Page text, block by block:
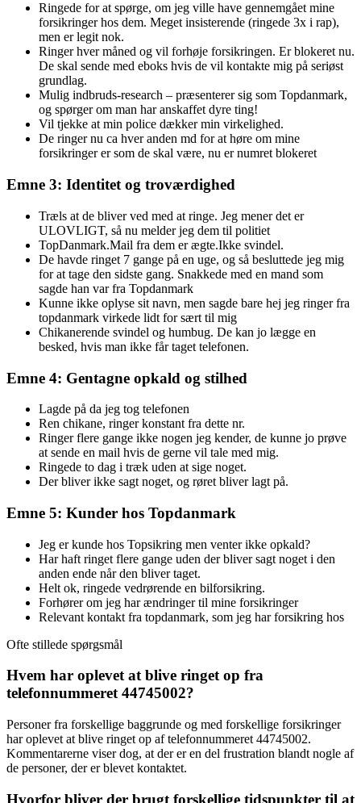
Ringede for at spørge, om jeg ville have gennemgået mine
forsikringer hos dem. Meget insisterende (ringede 3x i rap),
men er legit nok.
Ringer hver måned og vil forhøje forsikringen. Er blokeret nu.
De skal sende med eboks hvis de vil kontakte mig på seriøst
grundlag.
Mulig indbruds-research – præsenterer sig som Topdanmark,
og spørger om man har anskaffet dyre ting!
Vil tjekke at min police dækker min virkelighed.
De ringer nu ca hver anden md for at høre om mine
forsikringer er som de skal være, nu er numret blokeret
Emne 3: Identitet og troværdighed
Træls at de bliver ved med at ringe. Jeg mener det er
ULOVLIGT, så nu melder jeg dem til politiet
TopDanmark.Mail fra dem er ægte.Ikke svindel.
De havde ringet 7 gange på en uge, og så besluttede jeg mig
for at tage den sidste gang. Snakkede med en mand som
sagde han var fra Topdanmark
Kunne ikke oplyse sit navn, men sagde bare hej jeg ringer fra
topdanmark virkede lidt for sært til mig
Chikanerende svindel og humbug. De kan jo lægge en
besked, hvis man ikke får taget telefonen.
Emne 4: Gentagne opkald og stilhed
Lagde på da jeg tog telefonen
Ren chikane, ringer konstant fra dette nr.
Ringer flere gange ikke nogen jeg kender, de kunne jo prøve
at sende en mail hvis de gerne vil tale med mig.
Ringede to dag i træk uden at sige noget.
Der bliver ikke sagt noget, og røret bliver lagt på.
Emne 5: Kunder hos Topdanmark
Jeg er kunde hos Topsikring men venter ikke opkald?
Har haft ringet flere gange uden der bliver sagt noget i den
anden ende når den bliver taget.
Helt ok, ringede vedrørende en bilforsikring.
Forhører om jeg har ændringer til mine forsikringer
Relevant kontakt fra topdanmark, som jeg har forsikring hos
Ofte stillede spørgsmål
Hvem har oplevet at blive ringet op fra
telefonnummeret 44745002?
Personer fra forskellige baggrunde og med forskellige forsikringer
har oplevet at blive ringet op af telefonnummeret 44745002.
Kommentarerne viser dog, at der er en del frustration blandt nogle af
de personer, der er blevet kontaktet.
Hvorfor bliver der brugt forskellige tidspunkter til at